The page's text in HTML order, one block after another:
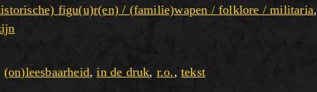
figu(u)r(en) / (familie)wapen / folklore / militaria,
(on)leesbaarheid,in de druk, r.o.,tekst